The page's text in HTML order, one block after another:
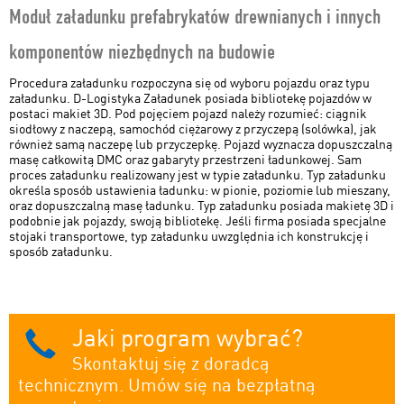
D-MAS
D-Strop
D-Nesting
D-Wiązar
D-Dach Konstruktor
Moduł załadunku prefabrykatów drewnianych i innych
komponentów niezbędnych na budowie
Procedura załadunku rozpoczyna się od wyboru pojazdu oraz typu
załadunku. D-Logistyka Załadunek posiada bibliotekę pojazdów w
postaci makiet 3D. Pod pojęciem pojazd należy rozumieć: ciągnik
siodłowy z naczepą, samochód ciężarowy z przyczepą (solówka), jak
również samą naczepę lub przyczepkę. Pojazd wyznacza dopuszczalną
masę całkowitą DMC oraz gabaryty przestrzeni ładunkowej. Sam
proces załadunku realizowany jest w typie załadunku. Typ załadunku
określa sposób ustawienia ładunku: w pionie, poziomie lub mieszany,
oraz dopuszczalną masę ładunku. Typ załadunku posiada makietę 3D i
podobnie jak pojazdy, swoją bibliotekę. Jeśli firma posiada specjalne
stojaki transportowe, typ załadunku uwzględnia ich konstrukcję i
sposób załadunku.
Jaki program wybrać?
Skontaktuj się z doradcą
technicznym. Umów się na bezpłatną